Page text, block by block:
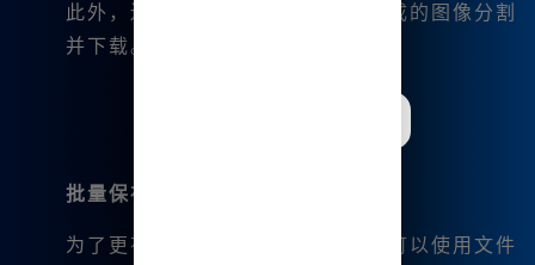
此外，还可以使用分割功能，把生成的图像分割
并下载。
批量保存
为了更有效地管理和保存图像，你可以使用文件